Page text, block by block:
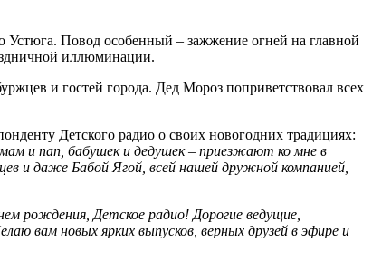
Повод особенный – зажжение огней на главной
иллюминации.
и гостей города. Дед Мороз поприветствовал всех
Детского радио о своих новогодних традициях:
и пап, бабушек и дедушек – приезжают ко мне в
и даже Бабой Ягой, всей нашей дружной компанией,
рождения, Детское радио! Дорогие ведущие,
вам новых ярких выпусков, верных друзей в эфире и